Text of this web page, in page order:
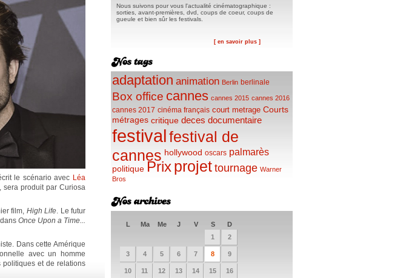
le scénario avec Léa
, sera produit par Curiosa
film, High Life. Le futur
Once Upon a Time...
Dans cette Amérique
avec un homme
politiques et de relations
Nous suivons pour vous l'actualité cinématographique :
sorties, avant-premières, dvd, coups de coeur, coups de
gueule et bien sûr les festivals.
[ en savoir plus ]
adaptation animation Berlin berlinale
Box office cannes cannes 2015 cannes 2016
cannes 2017 cinéma français court metrage Courts
métrages critique deces documentaire
festivalfestival de
cannes hollywood oscars palmarès
politique Prixprojet tournage Warner
Bros
L Ma Me J V S
D
1
2
3 4 5 6 7 8 9
10 11 12 13 14 15 16